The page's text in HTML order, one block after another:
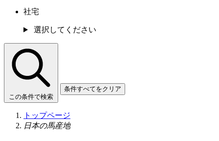
社宅
選択してください
この条件で検索
条件すべてをクリア
トップページ
日本の馬産地